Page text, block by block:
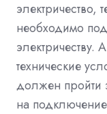
необходимо
электричеству.
технические
должен пройти
на